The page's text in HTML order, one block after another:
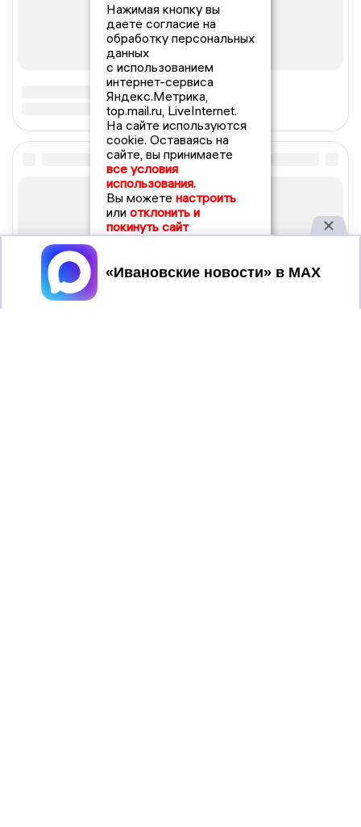
Нажимая кнопку вы
даете согласие на
обработку персональных
данных
с использованием
интернет-сервиса
Яндекс.Метрика,
top.mail.ru, LiveInternet.
На сайте используются
cookie. Оставаясь на
сайте, вы принимаете
все условия
использования.
Вы можете настроить
или отклонить и
покинуть сайт
Принять